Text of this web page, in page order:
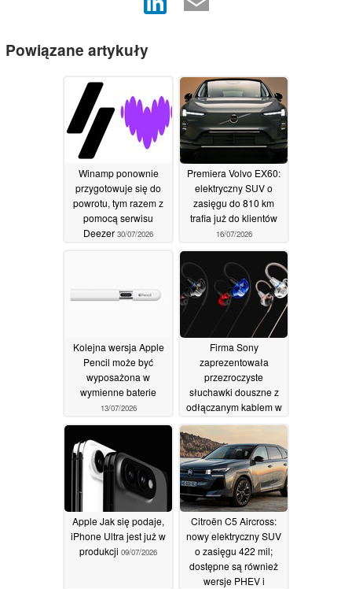
Powiązane artykuły
Winamp ponownie
przygotowuje się do
powrotu, tym razem z
pomocą serwisu
Deezer 30/07/2026
Premiera Volvo EX60:
elektryczny SUV o
zasięgu do 810 km
trafia już do klientów
16/07/2026
Kolejna wersja Apple
Pencil może być
wyposażona w
wymienne baterie
13/07/2026
Firma Sony
zaprezentowała
przezroczyste
słuchawki douszne z
odłączanym kablem w
Apple Jak się podaje,
iPhone Ultra jest już w
produkcji 09/07/2026
Citroën C5 Aircross:
nowy elektryczny SUV
o zasięgu 422 mil;
dostępne są również
wersje PHEV i